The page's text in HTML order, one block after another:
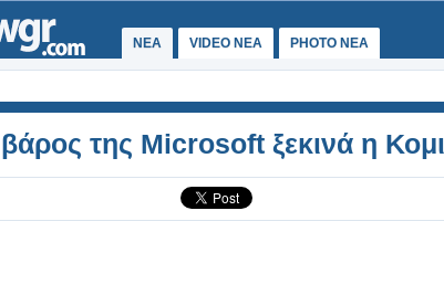
ΝΕΑ VIDEO NEA PHOTO NEA
της Microsoft ξεκινά η